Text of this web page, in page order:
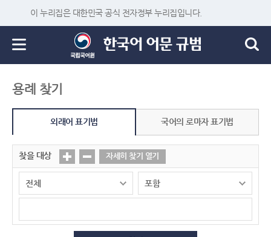
이 누리집은 대한민국 공식 전자정부 누리집입니다.
용례 찾기
외래어 표기법 국어의 로마자 표기법
찾을 대상 자세히 찾기 열기